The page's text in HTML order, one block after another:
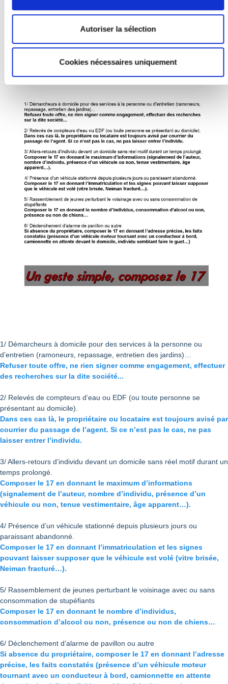
Autoriser la sélection
Cookies nécessaires uniquement
1/ Démarcheurs à domicile pour des services à la personne ou
d’entretien (ramoneurs, repassage, entretien des jardins)…
Refuser toute offre, ne rien signer comme engagement, effectuer
des recherches sur la dite société...
2/ Relevés de compteurs d’eau ou EDF (ou toute personne se
présentant au domicile).
Dans ces cas là, le propriétaire ou locataire est toujours avisé par
courrier du passage de l’agent. Si ce n’est pas le cas, ne pas
laisser entrer l’individu.
3/ Allers-retours d’individu devant un domicile sans réel motif durant un
temps prolongé.
Composer le 17 en donnant le maximum d’informations
(signalement de l’auteur, nombre d’individu, présence d’un
véhicule ou non, tenue vestimentaire, âge apparent…).
4/ Présence d’un véhicule stationné depuis plusieurs jours ou
paraissant abandonné.
Composer le 17 en donnant l’immatriculation et les signes
pouvant laisser supposer que le véhicule est volé (vitre brisée,
Neiman fracturé…).
5/ Rassemblement de jeunes perturbant le voisinage avec ou sans
consommation de stupéfiants
Composer le 17 en donnant le nombre d’individus,
consommation d’alcool ou non, présence ou non de chiens…
6/ Déclenchement d’alarme de pavillon ou autre
Si absence du propriétaire, composer le 17 en donnant l’adresse
précise, les faits constatés (présence d’un véhicule moteur
tournant avec un conducteur à bord, camionnette en attente